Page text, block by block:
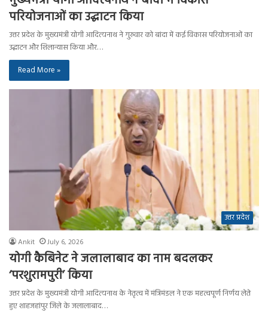
परियोजनाओं का उद्घाटन किया
उत्तर प्रदेश के मुख्यमंत्री योगी आदित्यनाथ ने गुरुवार को बांदा में कई विकास परियोजनाओं का
उद्घाटन और शिलान्यास किया और…
Read More »
उत्तर प्रदेश
Ankit July 6, 2026
योगी कैबिनेट ने जलालाबाद का नाम बदलकर
‘परशुरामपुरी’ किया
उत्तर प्रदेश के मुख्यमंत्री योगी आदित्यनाथ के नेतृत्व में मंत्रिमंडल ने एक महत्वपूर्ण निर्णय लेते
हुए शाहजहांपुर जिले के जलालाबाद…